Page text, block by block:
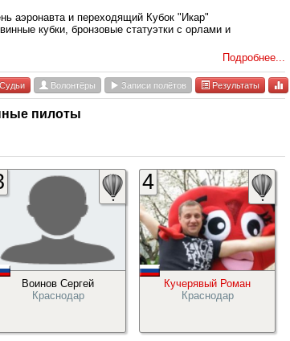
аэронавта и переходящий Кубок "Икар"
кубки, бронзовые статуэтки с орлами и
Подробнее...
Судьи Волонтёры Записи полётов Результаты
пилоты
Воинов Сергей
Краснодар
Кучерявый Роман
Краснодар
4